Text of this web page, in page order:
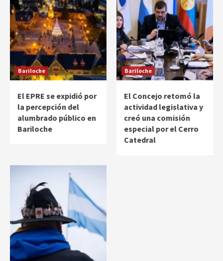
Bariloche
El EPRE se expidió por
la percepción del
alumbrado público en
Bariloche
Bariloche
El Concejo retomó la
actividad legislativa y
creó una comisión
especial por el Cerro
Catedral